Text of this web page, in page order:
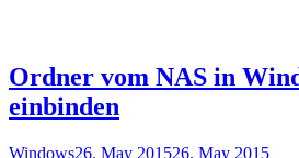
Ordner vom NAS in
einbinden
Windows26. May 201526. May 2015